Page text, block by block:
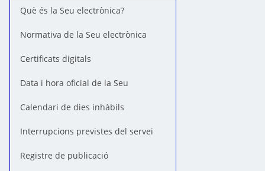
Què és la Seu electrònica?
Normativa de la Seu electrònica
Certificats digitals
Data i hora oficial de la Seu
Calendari de dies inhàbils
Interrupcions previstes del servei
Registre de publicació